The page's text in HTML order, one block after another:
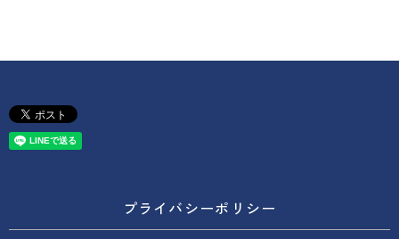
プライバシーポリシー